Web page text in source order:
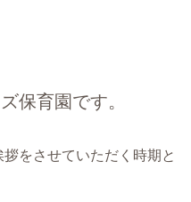
保育園です。
をさせていただく時期と